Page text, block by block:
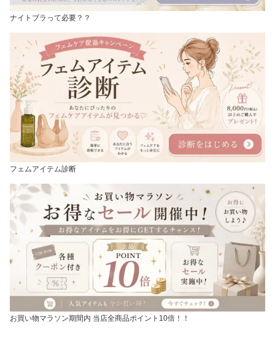
ナイトブラって必要？？
フェムアイテム診断
お買い物マラソン期間内 当店全商品ポイント10倍！！